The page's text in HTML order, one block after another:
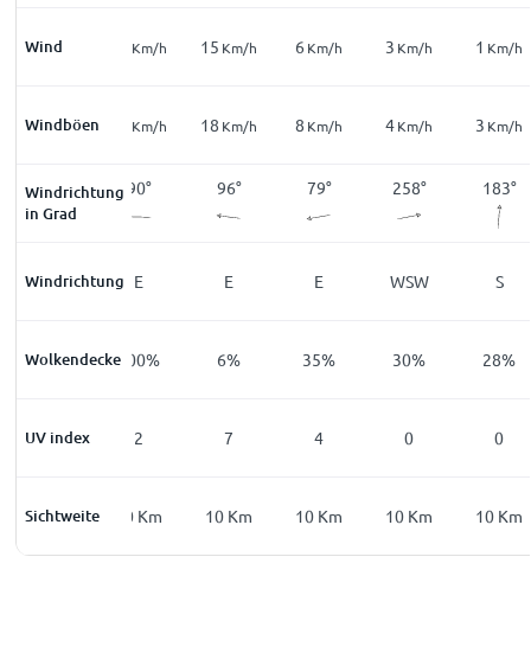
Wind
8Km/h Km/h 15 Km/h 6 Km/h 3 Km/h 1 Km/h
Windböen
17Km/h Km/h 18 Km/h 8 Km/h 4Km/h 3 Km/h
Windrichtung
in Grad
73° 90° 96° 79° 258° 183°
Windrichtung
ENE E E E WSW S
Wolkendecke
100% 100% 6% 35% 30% 28%
UV index
0 2 7 4 0 0
Sichtweite
10Km 10 Km 10 Km 10 Km 10 Km 10 Km